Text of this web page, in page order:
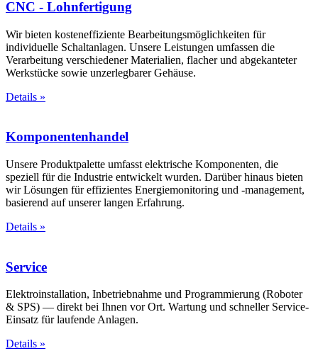
CNC - Lohnfertigung
Wir bieten kosteneffiziente Bearbeitungsmöglichkeiten für
individuelle Schaltanlagen. Unsere Leistungen umfassen die
Verarbeitung verschiedener Materialien, flacher und abgekanteter
Werkstücke sowie unzerlegbarer Gehäuse.
Details »
Komponentenhandel
Unsere Produktpalette umfasst elektrische Komponenten, die
speziell für die Industrie entwickelt wurden. Darüber hinaus bieten
wir Lösungen für effizientes Energiemonitoring und -management,
basierend auf unserer langen Erfahrung.
Details »
Service
Elektroinstallation, Inbetriebnahme und Programmierung (Roboter
& SPS) — direkt bei Ihnen vor Ort. Wartung und schneller Service-
Einsatz für laufende Anlagen.
Details »